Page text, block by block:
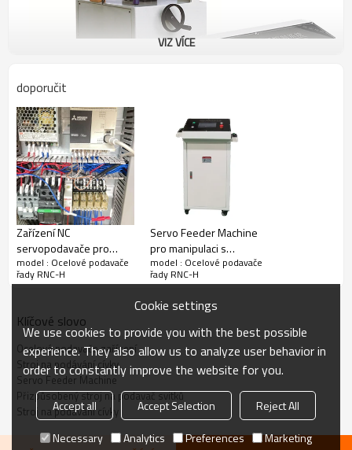
Zařízení podavače oceli řady RNC-H pro
manipulaci s tloušťkou cívky 0,6~6,0 mm
Zařízení pro podavač oceli řady RNC-H je navrženo pro
manipulaci s tloušťkou svitku 0,6~6,0 mm, což poskytuje
Klíčové vlastnosti ocelového podavače
● Široký rozsah tloušťky: Schopnost zpracovávat různé
tloušťky cívek v rozmezí od 0,6 mm do 6,0 mm, vyhovující
potřebám různých aplikací.
Univerzálnost materiálu: Kompatibilní s různými
VIZ VÍCE
doporučit
Zařízení NC
servopodavače pro
podávání ocelových
svitků
model : Ocelové podavače
řady RNC-H
Servo Feeder Machine
pro manipulaci s
tloušťkou cívky 0,5 ~ 4,5
mm
model : Ocelové podavače
řady RNC-H
Klíčové slovo
Ocelové podavače zařízení
Stroj na podávání cívky
Servo Feeder Machine
Přizpůsobený stroj na podavač svitků
Stroj na podávání cívky
Cookie settings
We use cookies to provide you with the best possible
experience. They also allow us to analyze user behavior in
order to constantly improve the website for you.
Accept all Accept Selection
Reject All
Necessary
Analytics Preferences Marketing